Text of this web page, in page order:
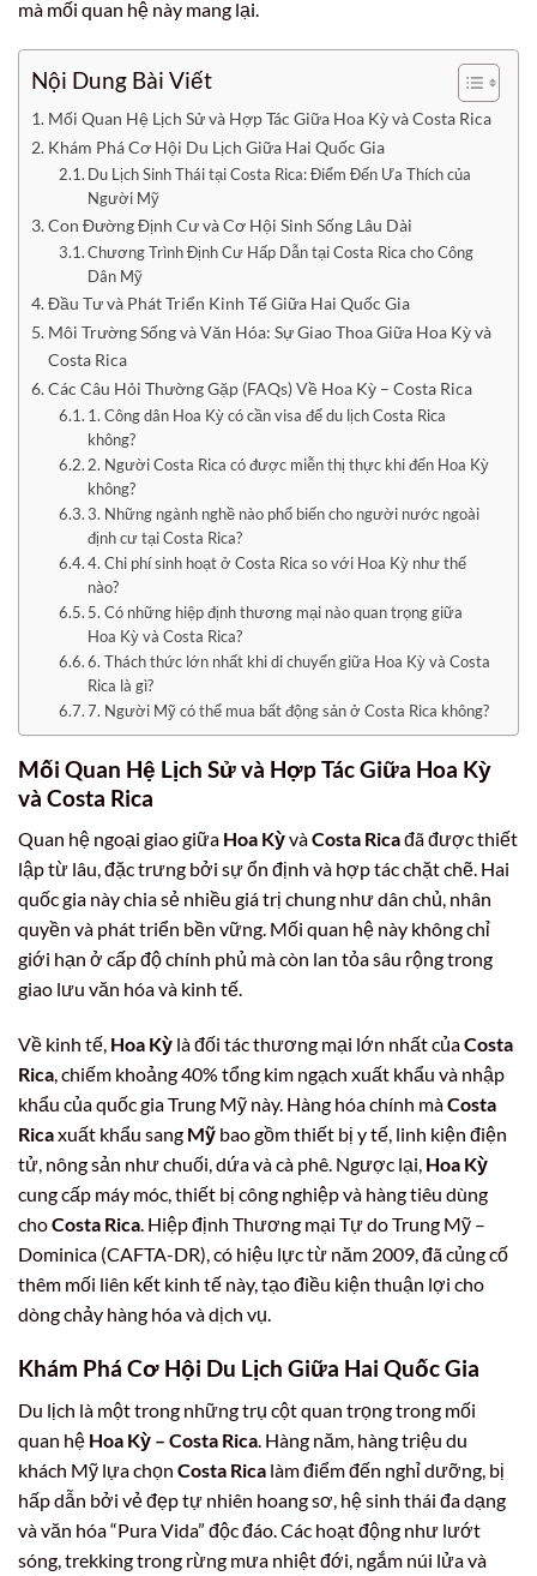
mà mối quan hệ này mang lại.
Nội Dung Bài Viết
Mối Quan Hệ Lịch Sử và Hợp Tác Giữa Hoa Kỳ và Costa Rica
Khám Phá Cơ Hội Du Lịch Giữa Hai Quốc Gia
Du Lịch Sinh Thái tại Costa Rica: Điểm Đến Ưa Thích của
Người Mỹ
Con Đường Định Cư và Cơ Hội Sinh Sống Lâu Dài
Chương Trình Định Cư Hấp Dẫn tại Costa Rica cho Công
Dân Mỹ
Đầu Tư và Phát Triển Kinh Tế Giữa Hai Quốc Gia
Môi Trường Sống và Văn Hóa: Sự Giao Thoa Giữa Hoa Kỳ và
Costa Rica
Các Câu Hỏi Thường Gặp (FAQs) Về Hoa Kỳ – Costa Rica
1. Công dân Hoa Kỳ có cần visa để du lịch Costa Rica
không?
2. Người Costa Rica có được miễn thị thực khi đến Hoa Kỳ
không?
3. Những ngành nghề nào phổ biến cho người nước ngoài
định cư tại Costa Rica?
4. Chi phí sinh hoạt ở Costa Rica so với Hoa Kỳ như thế
nào?
5. Có những hiệp định thương mại nào quan trọng giữa
Hoa Kỳ và Costa Rica?
6. Thách thức lớn nhất khi di chuyển giữa Hoa Kỳ và Costa
Rica là gì?
7. Người Mỹ có thể mua bất động sản ở Costa Rica không?
Mối Quan Hệ Lịch Sử và Hợp Tác Giữa Hoa Kỳ
và Costa Rica
Quan hệ ngoại giao giữa Hoa KỳvàCosta Ricađã được thiết
lập từ lâu, đặc trưng bởi sự ổn định và hợp tác chặt chẽ. Hai
quốc gia này chia sẻ nhiều giá trị chung như dân chủ, nhân
quyền và phát triển bền vững. Mối quan hệ này không chỉ
giới hạn ở cấp độ chính phủ mà còn lan tỏa sâu rộng trong
giao lưu văn hóa và kinh tế.
Về kinh tế, Hoa Kỳ là đối tác thương mại lớn nhất củaCosta
Rica, chiếm khoảng 40% tổng kim ngạch xuất khẩu và nhập
khẩu của quốc gia Trung Mỹ này. Hàng hóa chính màCosta
Ricaxuất khẩu sang Mỹ bao gồm thiết bị y tế, linh kiện điện
tử, nông sản như chuối, dứa và cà phê. Ngược lại, Hoa Kỳ
cung cấp máy móc, thiết bị công nghiệp và hàng tiêu dùng
choCosta Rica. Hiệp định Thương mại Tự do Trung Mỹ –
Dominica (CAFTA-DR), có hiệu lực từ năm 2009, đã củng cố
thêm mối liên kết kinh tế này, tạo điều kiện thuận lợi cho
dòng chảy hàng hóa và dịch vụ.
Khám Phá Cơ Hội Du Lịch Giữa Hai Quốc Gia
Du lịch là một trong những trụ cột quan trọng trong mối
quan hệ Hoa Kỳ – Costa Rica . Hàng năm, hàng triệu du
khách Mỹ lựa chọn Costa Rica làm điểm đến nghỉ dưỡng, bị
hấp dẫn bởi vẻ đẹp tự nhiên hoang sơ, hệ sinh thái đa dạng
và văn hóa “Pura Vida” độc đáo. Các hoạt động như lướt
sóng, trekking trong rừng mưa nhiệt đới, ngắm núi lửa và